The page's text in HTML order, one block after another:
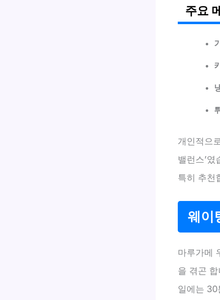
주요
개인적으
밸런스’
특히 추천
웨이
마루가메
을 겪곤
일에는